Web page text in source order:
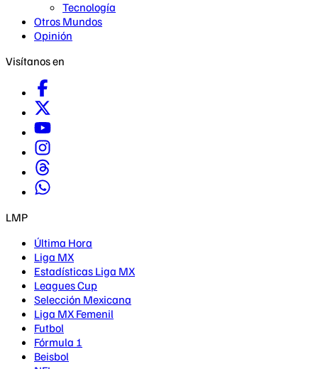
Tecnología
Otros Mundos
Opinión
Visítanos en
LMP
Última Hora
Liga MX
Estadísticas Liga MX
Leagues Cup
Selección Mexicana
Liga MX Femenil
Futbol
Fórmula 1
Beisbol